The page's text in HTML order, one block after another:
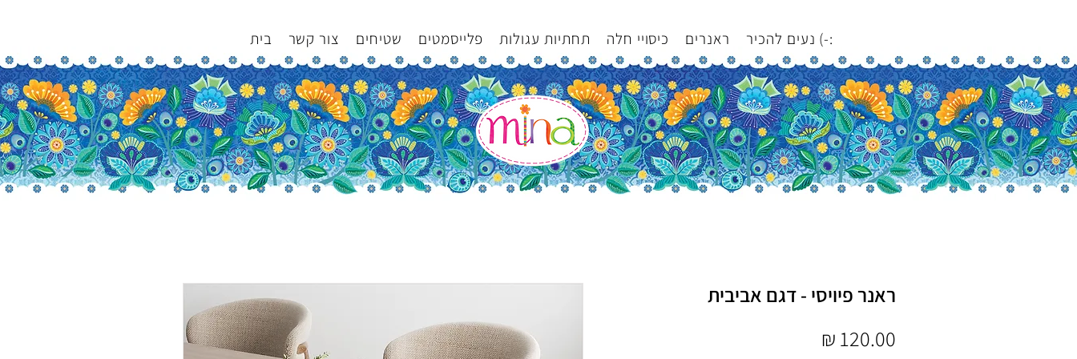
בית צור קשר שטיחים פלייסמטים תחתיות עגולות כיסויי חלה ראנרים נעים להכיר (-:
ראנר פיויסי - דגם אביבית